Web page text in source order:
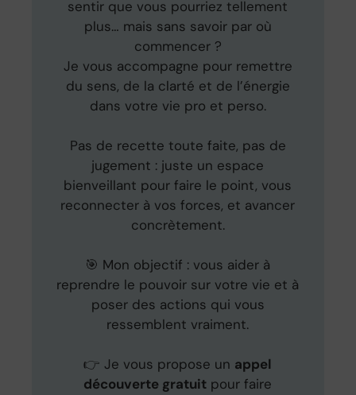
sentir que vous pourriez tellement
plus… mais sans savoir par où
commencer ?
Je vous accompagne pour remettre
du sens, de la clarté et de l’énergie
dans votre vie pro et perso.
Pas de recette toute faite, pas de
jugement : juste un espace
bienveillant pour faire le point, vous
reconnecter à vos forces, et avancer
concrètement.
🎯 Mon objectif : vous aider à
reprendre le pouvoir sur votre vie et à
poser des actions qui vous
ressemblent vraiment.
👉 Je vous propose un appel
découverte gratuit pour faire